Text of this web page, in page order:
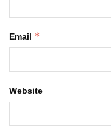
Email *
Website